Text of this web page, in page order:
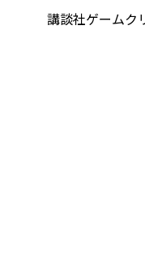
講談社ゲームク